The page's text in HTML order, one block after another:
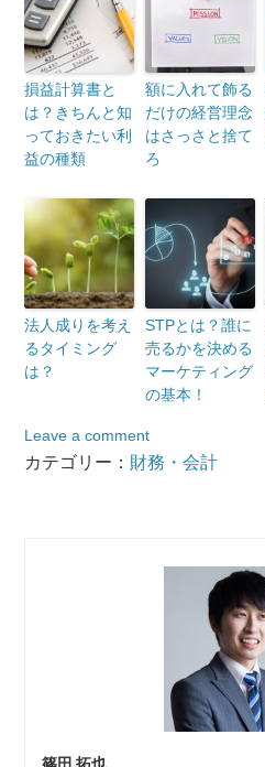
損益計算書と
は？きちんと知
っておきたい利
益の種類
額に入れて飾る
だけの経営理念
はさっさと捨て
ろ
法人成りを考え
るタイミング
は？
STPとは？誰に
売るかを決める
マーケティング
の基本！
Leave a comment
カテゴリー： 財務・会計
篠田 拓也